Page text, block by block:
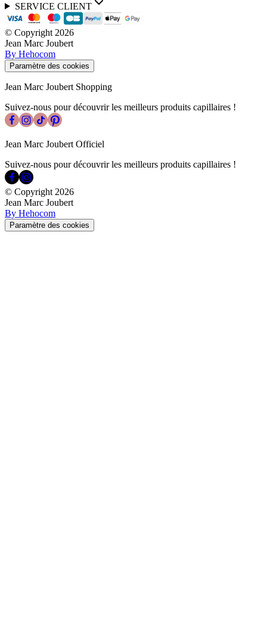
SERVICE CLIENT
© Copyright 2026
Jean Marc Joubert
By Hehocom
Paramètre des cookies
Jean Marc Joubert Shopping
Suivez-nous pour découvrir les meilleurs produits capillaires !
Jean Marc Joubert Officiel
Suivez-nous pour découvrir les meilleurs produits capillaires !
© Copyright 2026
Jean Marc Joubert
By Hehocom
Paramètre des cookies